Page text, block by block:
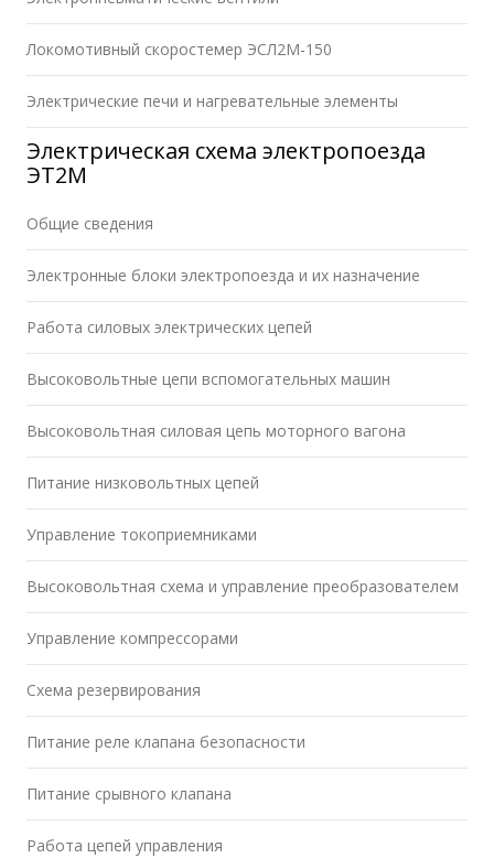
Локомотивный скоростемер ЭСЛ2М-150
Электрические печи и нагревательные элементы
Электрическая схема электропоезда
ЭТ2М
Общие сведения
Электронные блоки электропоезда и их назначение
Работа силовых электрических цепей
Высоковольтные цепи вспомогательных машин
Высоковольтная силовая цепь моторного вагона
Питание низковольтных цепей
Управление токоприемниками
Высоковольтная схема и управление преобразователем
Управление компрессорами
Схема резервирования
Питание реле клапана безопасности
Питание срывного клапана
Работа цепей управления